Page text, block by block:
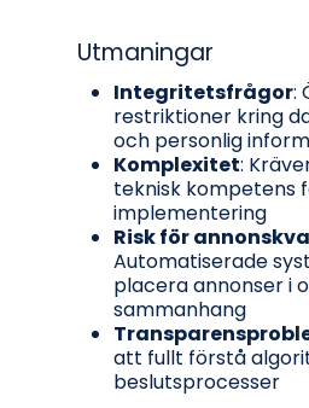
Utmaningar
Integritetsfrågor:
restriktioner kring
och personlig
Komplexitet:
teknisk kompetens
implementering
Risk för
Automatiserade
placera annonser i
sammanhang
att fullt förstå
beslutsprocesser